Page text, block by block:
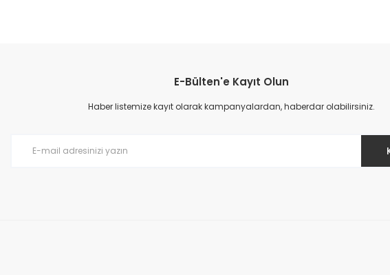
Ürün resmi kalitesiz, bozuk veya görüntülenemiyor.
Ürün açıklamasında eksik bilgiler bulunuyor.
E-Bülten'e Kayıt Olun
Haber listemize kayıt olarak kampanyalardan, haberdar olabilirsiniz.